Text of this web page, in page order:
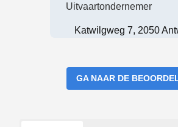
Uitvaartondernemer
Katwilgweg 7, 2050
GA NAAR DE